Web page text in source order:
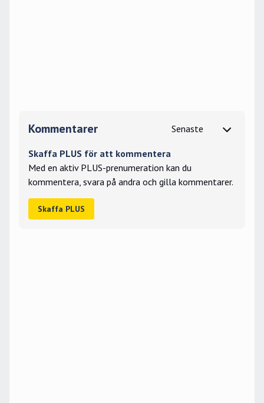
Kommentarer
Skaffa PLUS för att kommentera
Med en aktiv PLUS-prenumeration kan du
kommentera, svara på andra och gilla kommentarer.
Skaffa PLUS